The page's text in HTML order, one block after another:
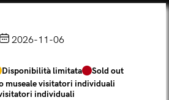
dal calendario
a Palazzo Te, al Museo MACA e
Leon Battista Alberti
2026-11-06
Disponibilità limitata
Sold out
museale visitatori individuali
individuali